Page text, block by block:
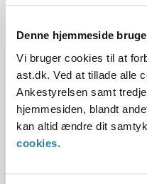
Denne hjemmeside
Vi bruger cookies til at
ast.dk. Ved at tillade alle
Ankestyrelsen samt
hjemmesiden, blandt
kan altid ændre dit
cookies.
Denne
Paragraf
§ 32a § 39
Journalnummer